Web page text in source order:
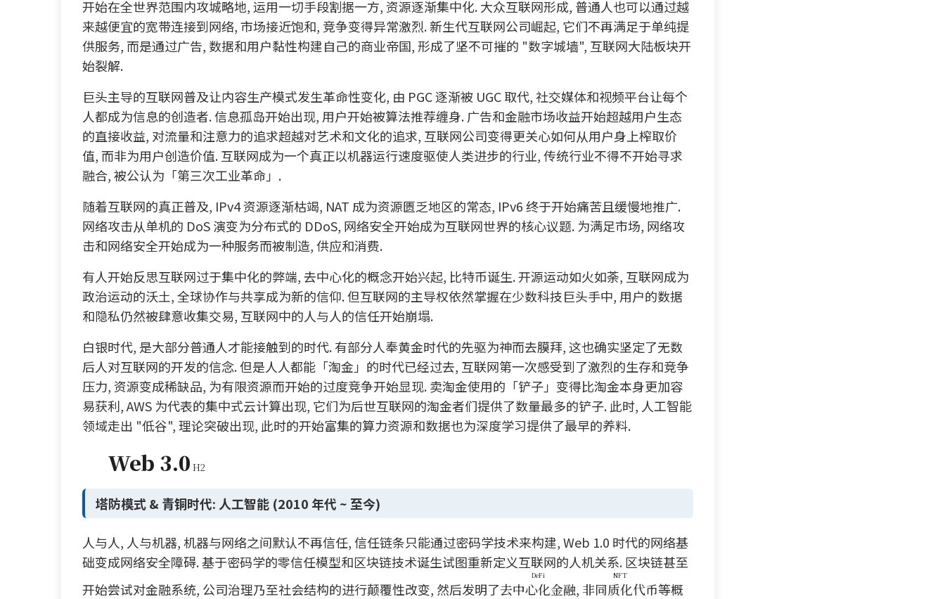
开始在全世界范围内攻城略地, 运用一切手段割据一方, 资源逐渐集中化. 大众互联网形成, 普通人也可以通过越
来越便宜的宽带连接到网络, 市场接近饱和, 竞争变得异常激烈. 新生代互联网公司崛起, 它们不再满足于单纯提
供服务, 而是通过广告, 数据和用户黏性构建自己的商业帝国, 形成了坚不可摧的 "数字城墙", 互联网大陆板块开
始裂解.
巨头主导的互联网普及让内容生产模式发生革命性变化, 由 PGC 逐渐被 UGC 取代, 社交媒体和视频平台让每个
人都成为信息的创造者. 信息孤岛开始出现, 用户开始被算法推荐缠身. 广告和金融市场收益开始超越用户生态
的直接收益, 对流量和注意力的追求超越对艺术和文化的追求, 互联网公司变得更关心如何从用户身上榨取价
值, 而非为用户创造价值. 互联网成为一个真正以机器运行速度驱使人类进步的行业, 传统行业不得不开始寻求
融合, 被公认为「第三次工业革命」.
随着互联网的真正普及, IPv4 资源逐渐枯竭, NAT 成为资源匮乏地区的常态, IPv6 终于开始痛苦且缓慢地推广.
网络攻击从单机的 DoS 演变为分布式的 DDoS, 网络安全开始成为互联网世界的核心议题. 为满足市场, 网络攻
击和网络安全开始成为一种服务而被制造, 供应和消费.
有人开始反思互联网过于集中化的弊端, 去中心化的概念开始兴起, 比特币诞生. 开源运动如火如荼, 互联网成为
政治运动的沃土, 全球协作与共享成为新的信仰. 但互联网的主导权依然掌握在少数科技巨头手中, 用户的数据
和隐私仍然被肆意收集交易, 互联网中的人与人的信任开始崩塌.
白银时代, 是大部分普通人才能接触到的时代. 有部分人奉黄金时代的先驱为神而去膜拜, 这也确实坚定了无数
后人对互联网的开发的信念. 但是人人都能「淘金」的时代已经过去, 互联网第一次感受到了激烈的生存和竞争
压力, 资源变成稀缺品, 为有限资源而开始的过度竞争开始显现. 卖淘金使用的「铲子」变得比淘金本身更加容
易获利, AWS 为代表的集中式云计算出现, 它们为后世互联网的淘金者们提供了数量最多的铲子. 此时, 人工智能
领域走出 "低谷", 理论突破出现, 此时的开始富集的算力资源和数据也为深度学习提供了最早的养料.
Web 3.0
塔防模式 & 青铜时代: 人工智能 (2010 年代 ~ 至今)
人与人, 人与机器, 机器与网络之间默认不再信任, 信任链条只能通过密码学技术来构建, Web 1.0 时代的网络基
础变成网络安全障碍. 基于密码学的零信任模型和区块链技术诞生试图重新定义互联网的人机关系. 区块链甚至
开始尝试对金融系统, 公司治理乃至社会结构的进行颠覆性改变, 然后发明了去中心化金融
DeFi
, 非同质化代币
NFT
等概